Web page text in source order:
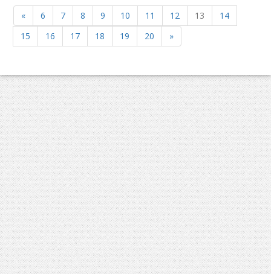
« 6 7 8 9 10 11 12 13
14
15
16 17 18 19 20 »